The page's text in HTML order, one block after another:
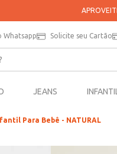
Whatsapp Solicite seu Cartão
JEANS
Para Bebê - NATURAL